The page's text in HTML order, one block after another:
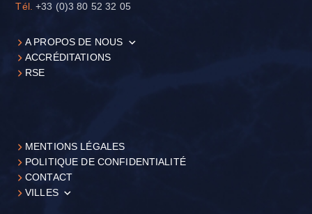
Tél. +33 (0)3 80 52 32 05
A PROPOS DE NOUS
ACCRÉDITATIONS
RSE
MENTIONS LÉGALES
POLITIQUE DE CONFIDENTIALITÉ
CONTACT
VILLES